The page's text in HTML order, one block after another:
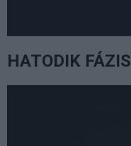
HATODIK FÁZIS